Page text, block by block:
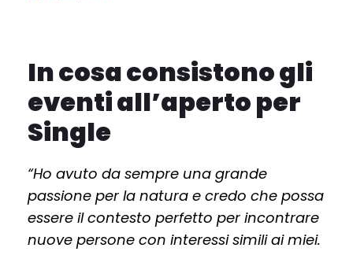
In cosa consistono gli
eventi all’aperto per
Single
“Ho avuto da sempre una grande
passione per la natura e credo che possa
essere il contesto perfetto per incontrare
nuove persone con interessi simili ai miei.